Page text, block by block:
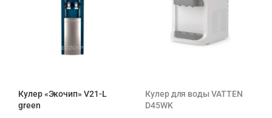
Кулер «Экочип» V21-L
green
Кулер для воды VATTEN
D45WK